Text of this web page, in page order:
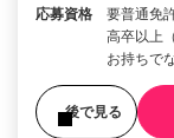
応募資格
要普通免
高卒以上
お持ちで
後で見る